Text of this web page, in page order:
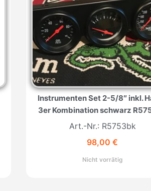
Instrumenten Set 2-5/8″ inkl.
3er Kombination schwarz
Art.-Nr.: R5753bk
98,00 €
Nicht vorrätig